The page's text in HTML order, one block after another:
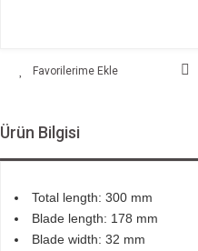
Ürün Bilgisi
Total length: 300 mm
Blade length: 178 mm
Blade width: 32 mm